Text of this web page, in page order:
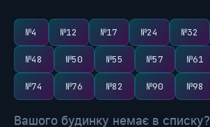
№4 №12 №17 №24 №32
№48 №50 №55 №57 №61
№74 №76 №82 №90 №98
Вашого будинку немає в списку?